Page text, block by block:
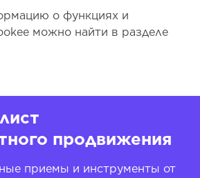
о функциях и
можно найти в разделе
продвижения
приемы и инструменты от